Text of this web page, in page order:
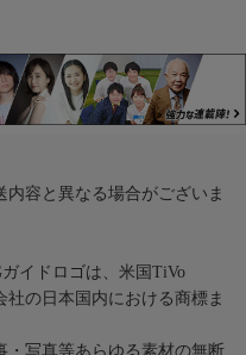
容と異なる場合がございま
イドロゴは、米国TiVo
社の日本国内における商標ま
・写真等あらゆる素材の無断